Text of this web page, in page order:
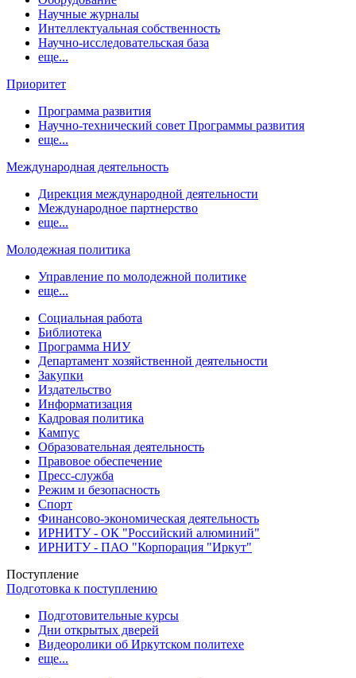
Научные журналы
Интеллектуальная собственность
Научно-исследовательская база
еще...
Приоритет
Программа развития
Научно-технический совет Программы развития
еще...
Международная деятельность
Дирекция международной деятельности
Международное партнерство
еще...
Молодежная политика
Управление по молодежной политике
еще...
Социальная работа
Библиотека
Программа НИУ
Департамент хозяйственной деятельности
Закупки
Издательство
Информатизация
Кадровая политика
Кампус
Образовательная деятельность
Правовое обеспечение
Пресс-служба
Режим и безопасность
Спорт
Финансово-экономическая деятельность
ИРНИТУ - ОК "Российский алюминий"
ИРНИТУ - ПАО "Корпорация "Иркут"
Поступление
Подготовка к поступлению
Подготовительные курсы
Дни открытых дверей
Видеоролики об Иркутском политехе
еще...